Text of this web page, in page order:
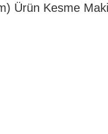
Ürün Kesme